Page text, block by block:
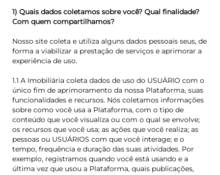
1) Quais dados coletamos sobre você? Qual finalidade?
Com quem compartilhamos?
Nosso site coleta e utiliza alguns dados pessoais seus, de
forma a viabilizar a prestação de serviços e aprimorar a
experiência de uso.
1.1 A Imobiliária coleta dados de uso do USUÁRIO com o
único fim de aprimoramento da nossa Plataforma, suas
funcionalidades e recursos. Nós coletamos informações
sobre como você usa a Plataforma, com o tipo de
conteúdo que você visualiza ou com o qual se envolve;
os recursos que você usa; as ações que você realiza; as
pessoas ou USUÁRIOS com que você interage; e o
tempo, frequência e duração das suas atividades. Por
exemplo, registramos quando você está usando e a
última vez que usou a Plataforma, quais publicações,